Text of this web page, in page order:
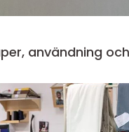
användning